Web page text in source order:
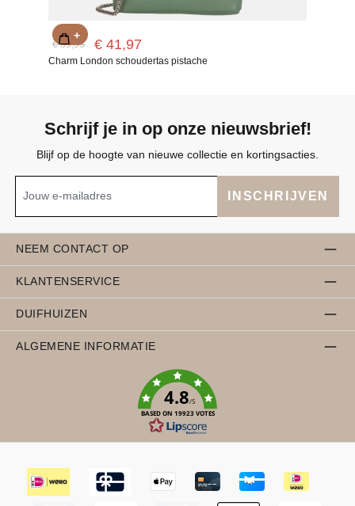
€ 59,95 € 41,97
Charm London schoudertas pistache
+
Schrijf je in op onze nieuwsbrief!
Blijf op de hoogte van nieuwe collectie en kortingsacties.
INSCHRIJVEN
NEEM CONTACT OP
KLANTENSERVICE
DUIFHUIZEN
ALGEMENE INFORMATIE
4.8/5
BASED ON 19923 VOTES